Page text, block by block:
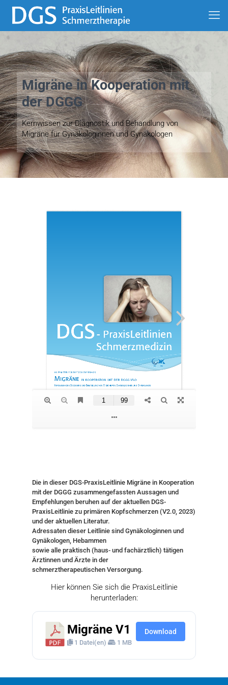
Migräne in Kooperation mit
der DGGG
Kernwissen zur Diagnostik und Behandlung von
Migräne für Gynäkologinnen und Gynäkologen
Die in dieser DGS-PraxisLeitlinie Migräne in Kooperation
mit der DGGG zusammengefassten Aussagen und
Empfehlungen beruhen auf der aktuellen DGS-
PraxisLeitlinie zu primären Kopfschmerzen (V2.0, 2023)
und der aktuellen Literatur.
Adressaten dieser Leitlinie sind Gynäkologinnen und
Gynäkologen, Hebammen
sowie alle praktisch (haus- und fachärztlich) tätigen
Ärztinnen und Ärzte in der
schmerztherapeutischen Versorgung.
Hier können Sie sich die PraxisLeitlinie
herunterladen:
Migräne V1
1 Datei(en) 1 MB
Download